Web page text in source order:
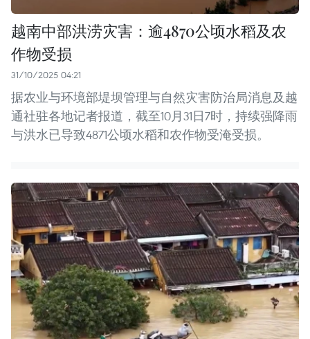
越南中部洪涝灾害：逾4870公顷水稻及农
作物受损
31/10/2025 04:21
据农业与环境部堤坝管理与自然灾害防治局消息及越
通社驻各地记者报道，截至10月31日7时，持续强降雨
与洪水已导致4871公顷水稻和农作物受淹受损。